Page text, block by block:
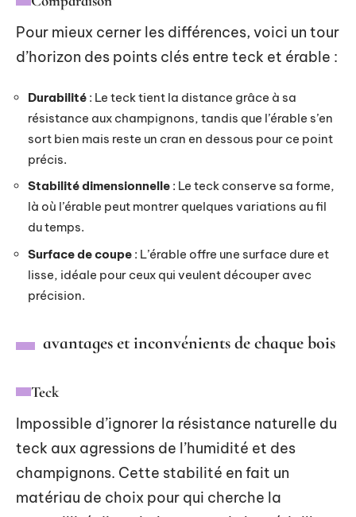
Pour mieux cerner les différences, voici un tour
d’horizon des points clés entre teck et érable :
Durabilité : Le teck tient la distance grâce à sa
résistance aux champignons, tandis que l’érable s’en
sort bien mais reste un cran en dessous pour ce point
précis.
Stabilité dimensionnelle : Le teck conserve sa forme,
là où l’érable peut montrer quelques variations au fil
du temps.
Surface de coupe : L’érable offre une surface dure et
lisse, idéale pour ceux qui veulent découper avec
précision.
avantages et inconvénients de chaque bois
Teck
Impossible d’ignorer la résistance naturelle du
teck aux agressions de l’humidité et des
champignons. Cette stabilité en fait un
matériau de choix pour qui cherche la